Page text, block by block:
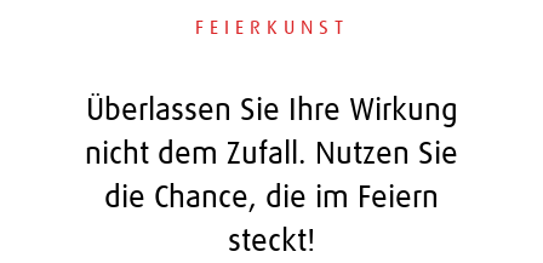
KONTAKT
FEIERKUNST
Überlassen Sie Ihre Wirkung
nicht dem Zufall. Nutzen Sie
die Chance, die im Feiern
steckt!